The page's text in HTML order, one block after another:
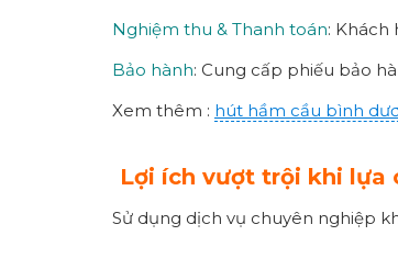
Nghiệm thu & Thanh toán: Khách
Bảo hành: Cung cấp phiếu bảo
Xem thêm : hút hầm cầu bình
Lợi ích vượt trội khi lựa
Sử dụng dịch vụ chuyên nghiệp